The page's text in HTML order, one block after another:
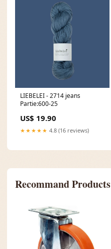
LIEBELEI - 2714 jeans
Partie:600-25
US$ 19.90
★★★★★ 4.8 (16 reviews)
Recommand Products